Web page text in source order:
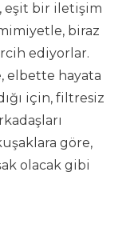
eşit bir iletişim
biraz
ediyorlar.
elbette hayata
için, filtresiz
göre,
olacak gibi